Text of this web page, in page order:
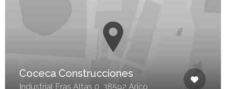
Coceca Construcciones
Industrial Eras Altas 0, 38592 Arico